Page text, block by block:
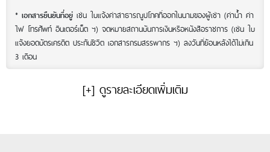
* เอกสารยืนยันที่อยู่ เช่น ใบแจ้งค่าสาธารณูปโภคที่ออกในนามของผู้เช่า (ค่าน้ำ ค่า
ไฟ โทรศัพท์ อินเตอร์เน็ต ฯ) จดหมายสถานบันการเงินหรือหนังสือราชการ (เช่น ใบ
แจ้งยอดบัตรเครดิต ประกันชีวิต เอกสารกรมสรรพากร ฯ) ลงวันที่ย้อนหลังได้ไม่เกิน
3 เดือน
[+] ดูรายละเอียดเพิ่มเติม